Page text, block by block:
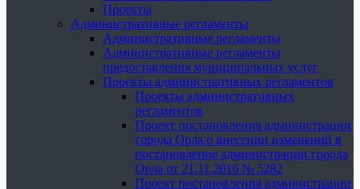
Проекты
Административные регламенты
Административные регламенты
Административные регламенты
предоставления муниципальных услуг
Проекты административных регламентов
Проекты административных
регламентов
Проект постановления администрации
города Орла о внесении изменений в
постановление администрации города
Орла от 21.11.2016 № 5282
Проект постановления администрации